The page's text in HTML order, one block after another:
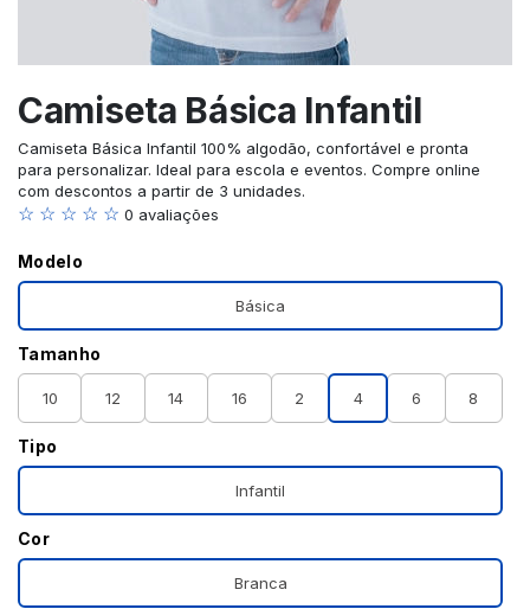
Camiseta Básica Infantil
Camiseta Básica Infantil 100% algodão, confortável e pronta
para personalizar. Ideal para escola e eventos. Compre online
com descontos a partir de 3 unidades.
☆ ☆ ☆ ☆ ☆ 0 avaliações
Modelo
Básica
Tamanho
10 12 14 16 2 4 6 8
Tipo
Infantil
Cor
Branca